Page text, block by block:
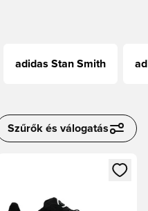
adidas Stan Smith
Szűrők és válogatás
vagy a tagként
Megnyit egy modált a